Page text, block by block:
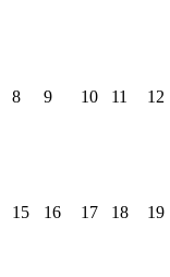
8 9 10 11 12
15 16 17 18 19